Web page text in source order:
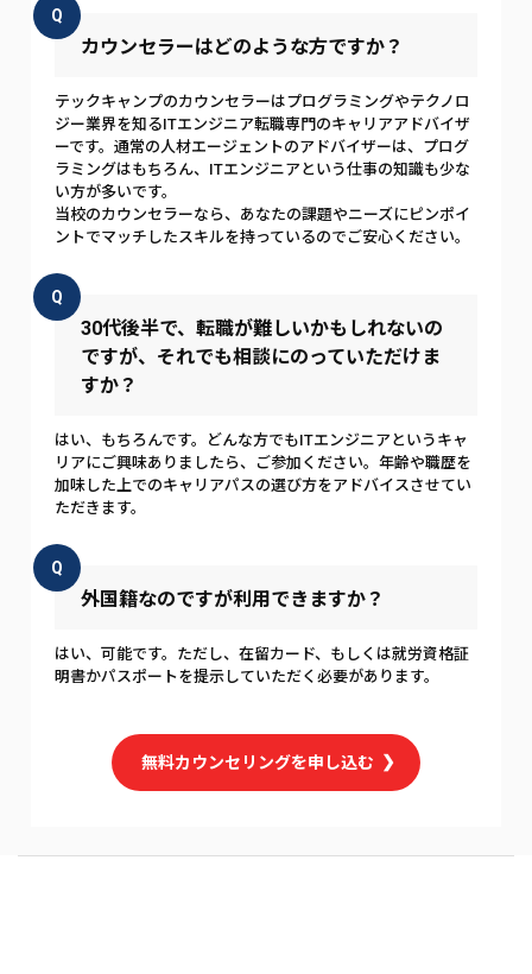
Q
カウンセラーはどのような方ですか？
テックキャンプのカウンセラーはプログラミングやテクノロ
ジー業界を知るITエンジニア転職専門のキャリアアドバイザ
ーです。通常の人材エージェントのアドバイザーは、プログ
ラミングはもちろん、ITエンジニアという仕事の知識も少な
い方が多いです。
当校のカウンセラーなら、あなたの課題やニーズにピンポイ
ントでマッチしたスキルを持っているのでご安心ください。
Q
30代後半で、転職が難しいかもしれないの
ですが、それでも相談にのっていただけま
すか？
はい、もちろんです。どんな方でもITエンジニアというキャ
リアにご興味ありましたら、ご参加ください。年齢や職歴を
加味した上でのキャリアパスの選び方をアドバイスさせてい
ただきます。
Q
外国籍なのですが利用できますか？
はい、可能です。ただし、在留カード、もしくは就労資格証
明書かパスポートを提示していただく必要があります。
無料カウンセリングを申し込む